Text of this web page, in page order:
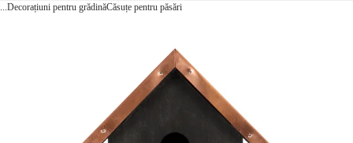
...Decorațiuni pentru grădinăCăsuțe pentru păsări